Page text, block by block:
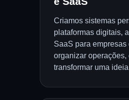
Criamos sistemas
plataformas digitais,
SaaS para
organizar
transformar uma